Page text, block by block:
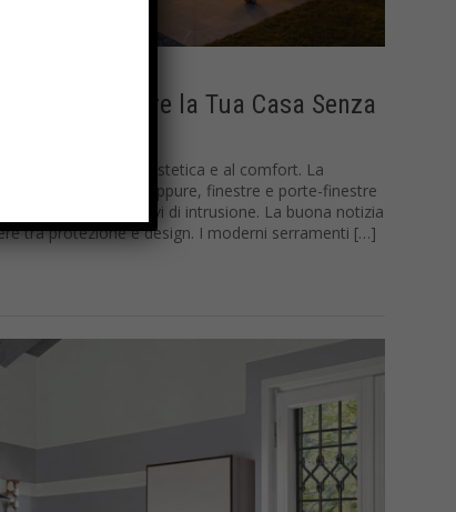
Proteggere la Tua Casa Senza
si pensa prima all’estetica e al comfort. La
momento. Eppure, finestre e porte-finestre
accesso per tentativi di intrusione. La buona notizia
tra protezione e design. I moderni serramenti […]